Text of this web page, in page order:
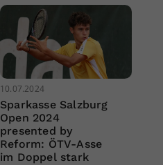
10.07.2024
Sparkasse Salzburg
Open 2024
presented by
Reform: ÖTV-Asse
im Doppel stark